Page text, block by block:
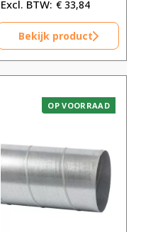
€ 33,84
Bekijk product
OP VOORRAAD